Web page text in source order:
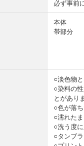
必ず事前
本
帯部分
ナ
レ
ポ
○淡色物
○染料の
とがあり
○色が落
○濡れた
○洗う度
○タンブ